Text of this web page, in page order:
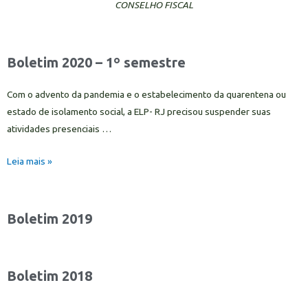
CONSELHO FISCAL
Boletim 2020 – 1º semestre
Com o advento da pandemia e o estabelecimento da quarentena ou
estado de isolamento social, a ELP- RJ precisou suspender suas
atividades presenciais …
Leia mais »
Boletim 2019
Boletim 2018